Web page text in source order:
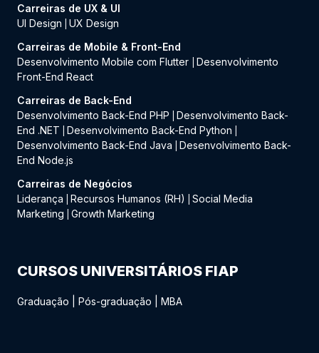
Carreiras de UX & UI
UI Design
UX Design
Carreiras de Mobile & Front-End
Desenvolvimento Mobile com Flutter
Desenvolvimento
Front-End React
Carreiras de Back-End
Desenvolvimento Back-End PHP
Desenvolvimento Back-
End .NET
Desenvolvimento Back-End Python
Desenvolvimento Back-End Java
Desenvolvimento Back-
End Node.js
Carreiras de Negócios
Liderança
Recursos Humanos (RH)
Social Media
Marketing
Growth Marketing
CURSOS UNIVERSITÁRIOS FIAP
Graduação Pós-graduação MBA